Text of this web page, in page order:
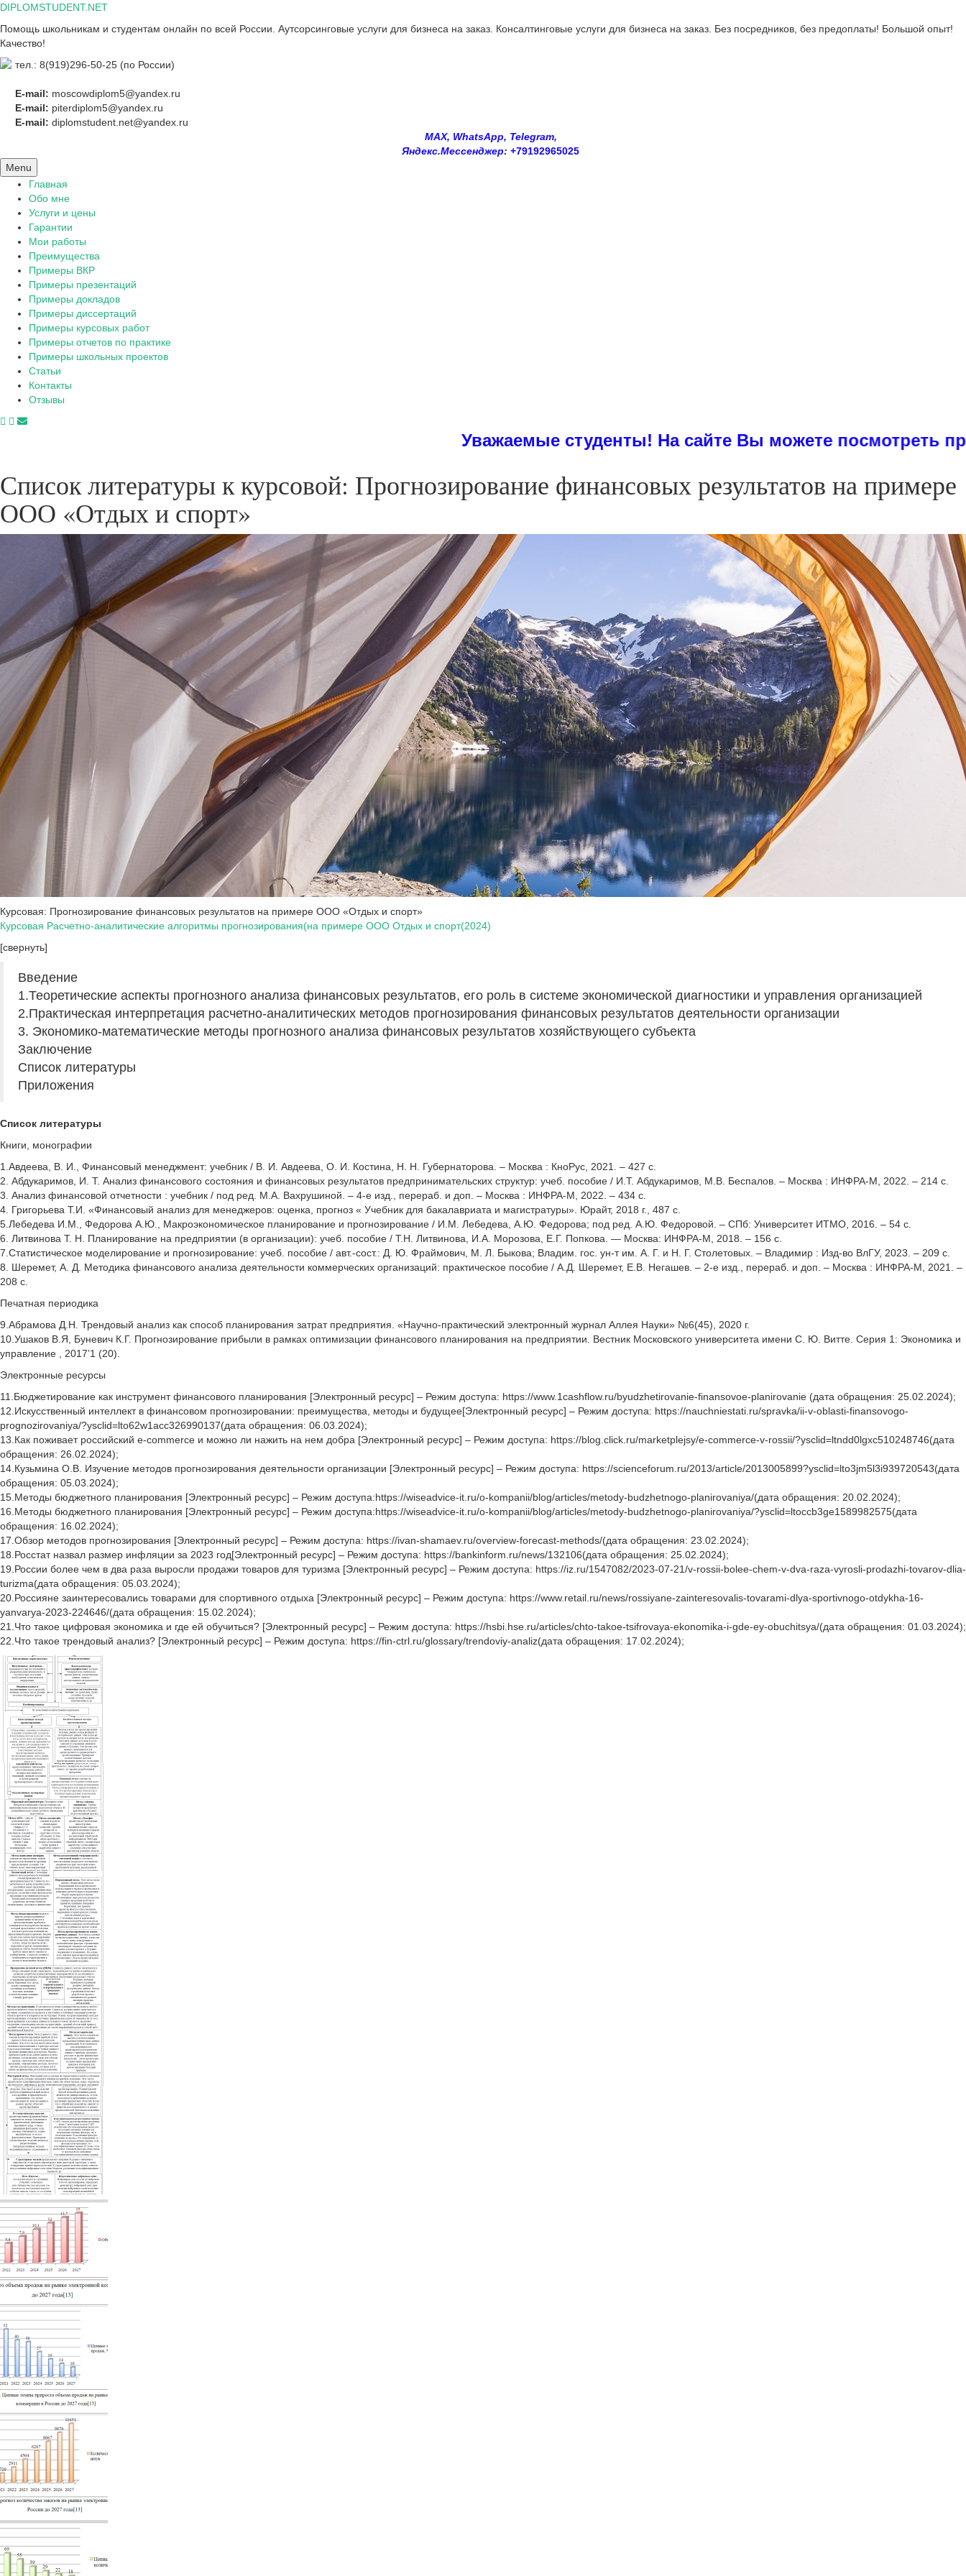
Skip
content
DIPLOMSTUDENT.NET
Помощь школьникам и студентам онлайн по всей России. Аутсорсинговые услуги для бизнеса на заказ. Консалтинговые услуги для бизнеса на заказ. Без посредников, без предоплаты! Большой опыт!
Качество!
тел.: 8(919)296-50-25 (по России)
E-mail: moscowdiplom5@yandex.ru
E-mail: piterdiplom5@yandex.ru
E-mail: diplomstudent.net@yandex.ru
MAX, WhatsApp, Telegram,
Яндекс.Мессенджер: +79192965025
Menu
Главная
Обо мне
Услуги и цены
Гарантии
Мои работы
Преимущества
Примеры ВКР
Примеры презентаций
Примеры докладов
Примеры диссертаций
Примеры курсовых работ
Примеры отчетов по практике
Примеры школьных проектов
Статьи
Контакты
Отзывы
Уважаемые студенты! На сайте Вы можете посмотреть примеры
Список литературы к курсовой: Прогнозирование финансовых результатов на примере
ООО «Отдых и спорт»
Курсовая: Прогнозирование финансовых результатов на примере ООО «Отдых и спорт»
Курсовая Расчетно-аналитические алгоритмы прогнозирования(на примере ООО Отдых и спорт(2024)
[свернуть]
Введение
1.Теоретические аспекты прогнозного анализа финансовых результатов, его роль в системе экономической диагностики и управления организацией
2.Практическая интерпретация расчетно-аналитических методов прогнозирования финансовых результатов деятельности организации
3. Экономико-математические методы прогнозного анализа финансовых результатов хозяйствующего субъекта
Заключение
Список литературы
Приложения
Список литературы
Книги, монографии
1.Авдеева, В. И., Финансовый менеджмент: учебник / В. И. Авдеева, О. И. Костина, Н. Н. Губернаторова. – Москва : КноРус, 2021. – 427 с.
2. Абдукаримов, И. Т. Анализ финансового состояния и финансовых результатов предпринимательских структур: учеб. пособие / И.Т. Абдукаримов, М.В. Беспалов. – Москва : ИНФРА-М, 2022. – 214 с.
3. Анализ финансовой отчетности : учебник / под ред. М.А. Вахрушиной. – 4-е изд., перераб. и доп. – Москва : ИНФРА-М, 2022. – 434 с.
4. Григорьева Т.И. «Финансовый анализ для менеджеров: оценка, прогноз « Учебник для бакалавриата и магистратуры». Юрайт, 2018 г., 487 с.
5.Лебедева И.М., Федорова А.Ю., Макроэкономическое планирование и прогнозирование / И.М. Лебедева, А.Ю. Федорова; под ред. А.Ю. Федоровой. – СПб: Университет ИТМО, 2016. – 54 с.
6. Литвинова Т. Н. Планирование на предприятии (в организации): учеб. пособие / Т.Н. Литвинова, И.А. Морозова, Е.Г. Попкова. — Москва: ИНФРА-М, 2018. – 156 с.
7.Статистическое моделирование и прогнозирование: учеб. пособие / авт.-сост.: Д. Ю. Фраймович, М. Л. Быкова; Владим. гос. ун-т им. А. Г. и Н. Г. Столетовых. – Владимир : Изд-во ВлГУ, 2023. – 209 с.
8. Шеремет, А. Д. Методика финансового анализа деятельности коммерческих организаций: практическое пособие / А.Д. Шеремет, Е.В. Негашев. – 2-е изд., перераб. и доп. – Москва : ИНФРА-М, 2021. –
208 с.
Печатная периодика
9.Абрамова Д.Н. Трендовый анализ как способ планирования затрат предприятия. «Научно-практический электронный журнал Аллея Науки» №6(45), 2020 г.
10.Ушаков В.Я, Буневич К.Г. Прогнозирование прибыли в рамках оптимизации финансового планирования на предприятии. Вестник Московского университета имени С. Ю. Витте. Серия 1: Экономика и
управление , 2017’1 (20).
Электронные ресурсы
11.Бюджетирование как инструмент финансового планирования [Электронный ресурс] – Режим доступа: https://www.1cashflow.ru/byudzhetirovanie-finansovoe-planirovanie (дата обращения: 25.02.2024);
12.Искусственный интеллект в финансовом прогнозировании: преимущества, методы и будущее[Электронный ресурс] – Режим доступа: https://nauchniestati.ru/spravka/ii-v-oblasti-finansovogo-
prognozirovaniya/?ysclid=lto62w1acc326990137(дата обращения: 06.03.2024);
13.Как поживает российский e-commerce и можно ли нажить на нем добра [Электронный ресурс] – Режим доступа: https://blog.click.ru/marketplejsy/e-commerce-v-rossii/?ysclid=ltndd0lgxc510248746(дата
обращения: 26.02.2024);
14.Кузьмина О.В. Изучение методов прогнозирования деятельности организации [Электронный ресурс] – Режим доступа: https://scienceforum.ru/2013/article/2013005899?ysclid=lto3jm5l3i939720543(дата
обращения: 05.03.2024);
15.Методы бюджетного планирования [Электронный ресурс] – Режим доступа:https://wiseadvice-it.ru/o-kompanii/blog/articles/metody-budzhetnogo-planirovaniya/(дата обращения: 20.02.2024);
16.Методы бюджетного планирования [Электронный ресурс] – Режим доступа:https://wiseadvice-it.ru/o-kompanii/blog/articles/metody-budzhetnogo-planirovaniya/?ysclid=ltoccb3ge1589982575(дата
обращения: 16.02.2024);
17.Обзор методов прогнозирования [Электронный ресурс] – Режим доступа: https://ivan-shamaev.ru/overview-forecast-methods/(дата обращения: 23.02.2024);
18.Росстат назвал размер инфляции за 2023 год[Электронный ресурс] – Режим доступа: https://bankinform.ru/news/132106(дата обращения: 25.02.2024);
19.России более чем в два раза выросли продажи товаров для туризма [Электронный ресурс] – Режим доступа: https://iz.ru/1547082/2023-07-21/v-rossii-bolee-chem-v-dva-raza-vyrosli-prodazhi-tovarov-dlia-
turizma(дата обращения: 05.03.2024);
20.Россияне заинтересовались товарами для спортивного отдыха [Электронный ресурс] – Режим доступа: https://www.retail.ru/news/rossiyane-zainteresovalis-tovarami-dlya-sportivnogo-otdykha-16-
yanvarya-2023-224646/(дата обращения: 15.02.2024);
21.Что такое цифровая экономика и где ей обучиться? [Электронный ресурс] – Режим доступа: https://hsbi.hse.ru/articles/chto-takoe-tsifrovaya-ekonomika-i-gde-ey-obuchitsya/(дата обращения: 01.03.2024);
22.Что такое трендовый анализ? [Электронный ресурс] – Режим доступа: https://fin-ctrl.ru/glossary/trendoviy-analiz(дата обращения: 17.02.2024);